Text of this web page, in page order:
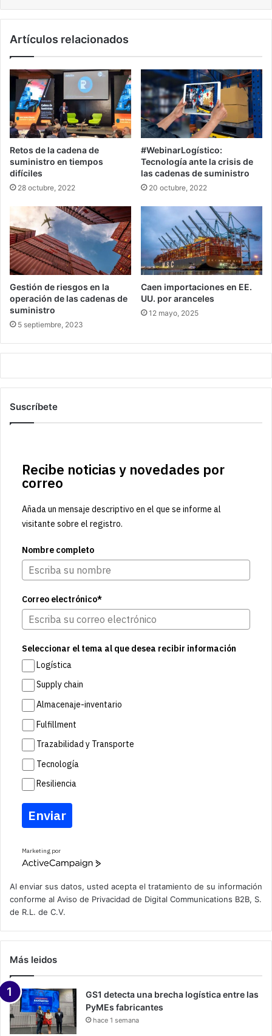
Artículos relacionados
Retos de la cadena de
suministro en tiempos
difíciles
28 octubre, 2022
#WebinarLogístico:
Tecnología ante la crisis de
las cadenas de suministro
20 octubre, 2022
Gestión de riesgos en la
operación de las cadenas de
suministro
5 septiembre, 2023
Caen importaciones en EE.
UU. por aranceles
12 mayo, 2025
Suscríbete
Recibe noticias y novedades por
correo
Añada un mensaje descriptivo en el que se informe al
visitante sobre el registro.
Nombre completo
Correo electrónico*
Seleccionar el tema al que desea recibir información
Logística
Supply chain
Almacenaje-inventario
Fulfillment
Trazabilidad y Transporte
Tecnología
Resiliencia
Enviar
Marketing por
A
v
e
a
m
a
n
Al enviar sus datos, usted acepta el tratamiento de su información
conforme al Aviso de Privacidad de Digital Communications B2B, S.
de R.L. de C.V.
Más leidos
GS1 detecta una brecha logística entre las
PyMEs fabricantes
hace 1 semana